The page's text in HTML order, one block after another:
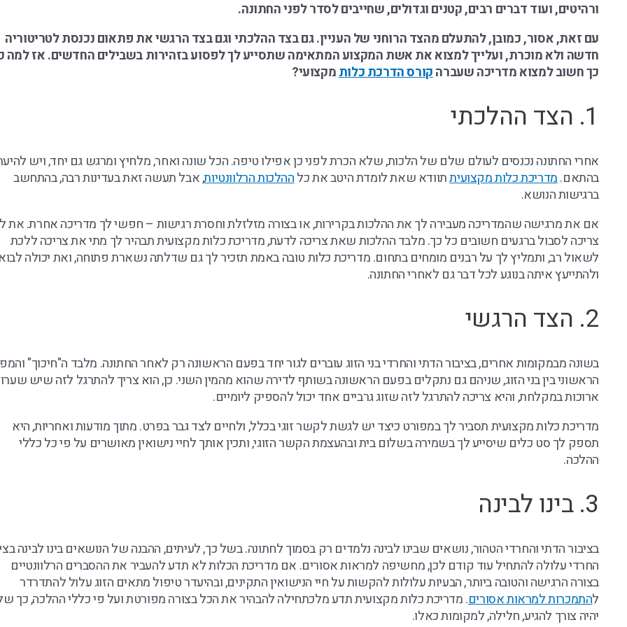
ורהיטים, ועוד דברים רבים, קטנים וגדולים, שחייבים לסדר לפני החתונה.
עם זאת, אסור, כמובן, להתעלם מהצד הרוחני של העניין. גם בצד ההלכתי וגם בצד הרגשי את פתאום נכנסת לטריטוריה
חדשה ולא מוכרת, ועלייך למצוא את אשת המקצוע המתאימה שתסייע לך לפסוע בזהירות בשבילים החדשים. אז למה
כך חשוב למצוא מדריכה שעברהקורס הדרכת כלותמקצועי?
1. הצד ההלכתי
אחרי החתונה נכנסים לעולם שלם של הלכות, שלא הכרת לפני כן אפילו טיפה. הכל שונה ואחר, מלחיץ ומרגש גם יחד, ויש
בהתאם.מדריכת כלות מקצועיתתוודא שאת לומדת היטב את כלההלכות הרלוונטיות, אבל תעשה זאת בעדינות רבה, בהתחשב
ברגישות הנושא.
אם את מרגישה שהמדריכה מעבירה לך את ההלכות בקרירות, או בצורה מזלזלת וחסרת רגישות – חפשי לך מדריכה אחרת. את
צריכה לסבול ברגעים חשובים כל כך. מלבד ההלכות שאת צריכה לדעת, מדריכת כלות מקצועית תבהיר לך מתי את צריכה ללכת
לשאול רב, ותמליץ לך על רבנים מומחים בתחום. מדריכת כלות טובה באמת תזכיר לך גם שדלתה נשארת פתוחה, ואת יכולה לבוא
ולהתייעץ איתה בנוגע לכל דבר גם לאחרי החתונה.
2. הצד הרגשי
בשונה מבמקומות אחרים, בציבור הדתי והחרדי בני הזוג עוברים לגור יחד בפעם הראשונה רק לאחר החתונה. מלבד ה"חיכוך"
הראשוני בין בני הזוג, שניהם גם נתקלים בפעם הראשונה בשותף לדירה שהוא מהמין השני. כן, הוא צריך להתרגל לזה שיש
ארוכות במקלחת, והיא צריכה להתרגל לזה שזוג גרביים אחד יכול להספיק ליומיים.
מדריכת כלות מקצועית תסביר לך במפורט כיצד יש לגשת לקשר זוגי בכלל, ולחיים לצד גבר בפרט. מתוך מודעות ואחריות, היא
תספק לך סט כלים שיסייע לך בשמירה בשלום בית ובהעצמת הקשר הזוגי, ותכין אותך לחיי נישואין מאושרים על פי כל כללי
ההלכה.
3. בינו לבינה
בציבור הדתי והחרדי הטהור, נושאים שבינו לבינה נלמדים רק בסמוך לחתונה. בשל כך, לעיתים, ההבנה של הנושאים בינו לבינה
החרדי עלולה להתחיל עוד קודם לכן, מחשיפה למראות אסורים. אם מדריכת הכלות לא תדע להעביר את ההסברים הרלוונטיים
בצורה הרגישה והטובה ביותר, הבעיות עלולות להקשות על חיי הנישואין התקינים, ובהיעדר טיפול מתאים הזוג עלול להתדרדר
להתמכרות למראות אסורים. מדריכת כלות מקצועית תדע מלכתחילה להבהיר את הכל בצורה מפורטת ועל פי כללי ההלכה, כך
יהיה צורך להגיע, חלילה, למקומות כאלו.